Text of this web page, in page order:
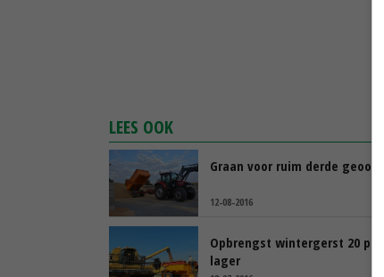
LEES OOK
Graan voor ruim derde geoogst
12-08-2016
Opbrengst wintergerst 20
lager